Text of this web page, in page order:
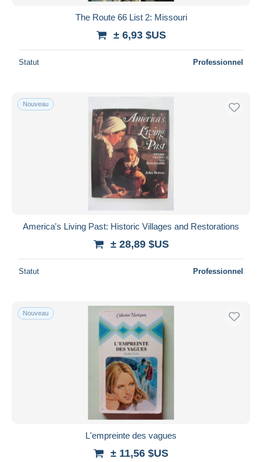
The Route 66 List 2: Missouri
± 6,93 $US
Statut Professionnel
Nouveau
America's Living Past: Historic Villages and Restorations
± 28,89 $US
Statut Professionnel
Nouveau
L'empreinte des vagues
± 11,56 $US